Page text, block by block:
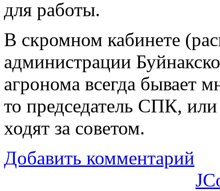
для работы.
В скромном кабинете
администрации
агронома всегда бывает
то председатель СПК,
ходят за советом.
Добавить комментарий